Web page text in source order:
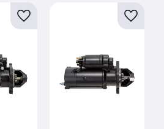
Lägg till i favoriter Lägg